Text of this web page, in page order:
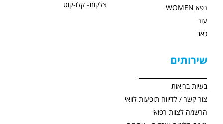
רפא WOMEN
עור
כאב
צלקות- קלו-קוט
שירותים
בעיות בריאות
צור קשר / לדיווח תופעות לוואי
הרשמה לצוות רפואי